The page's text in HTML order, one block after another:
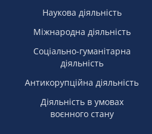
Наукова діяльність
Міжнародна діяльність
Соціально-гуманітарна
діяльність
Антикорупційна діяльність
Діяльність в умовах
воєнного стану